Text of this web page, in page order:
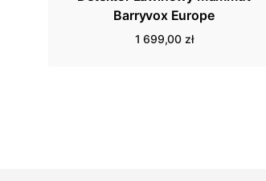
Barryvox Europe
1 699,00 zł